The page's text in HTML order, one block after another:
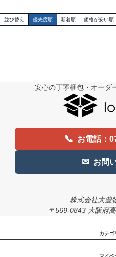
並び替え 優先度順 新着順 価格が安い順
安心の丁寧梱包・オーダ
📞 お電話：
✉ お問
株式会社大豊
〒569-0843 大阪府
カテゴ